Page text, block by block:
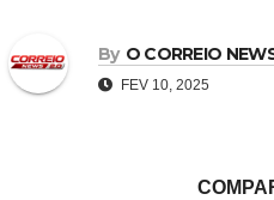
By O CORREIO
FEV 10, 2025